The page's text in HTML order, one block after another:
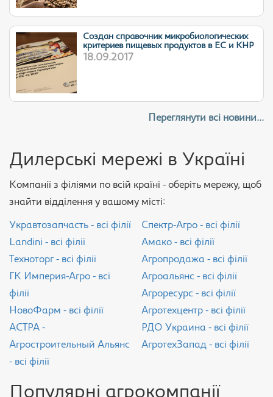
Cоздан справочник микробиологических
критериев пищевых продуктов в ЕС и КНР
18.09.2017
Переглянути всі новини...
Дилерські мережі в Україні
Компанії з філіями по всій країні - оберіть мережу, щоб
знайти відділення у вашому місті:
Укравтозапчасть - всі філії
Landini - всі філії
Техноторг - всі філії
ГК Империя-Агро - всі
філії
НовоФарм - всі філії
АСТРА -
Агростроительный Альянс
- всі філії
Спектр-Агро - всі філії
Амако - всі філії
Агропродажа - всі філії
Агроальянс - всі філії
Агроресурс - всі філії
Агротехцентр - всі філії
РДО Украина - всі філії
АгротехЗапад - всі філії
Популярні агрокомпанії